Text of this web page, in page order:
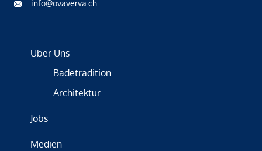
info@ovaverva.ch
Über Uns
Badetradition
Architektur
Jobs
Medien